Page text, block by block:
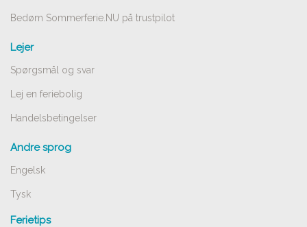
Bedøm Sommerferie.NU på trustpilot
Lejer
Spørgsmål og svar
Lej en feriebolig
Handelsbetingelser
Andre sprog
Engelsk
Tysk
Ferietips